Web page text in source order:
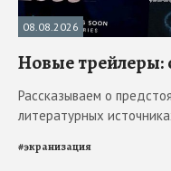
08.08.2026
Новые трейлеры:
Рассказываем о
литературных
#экранизация